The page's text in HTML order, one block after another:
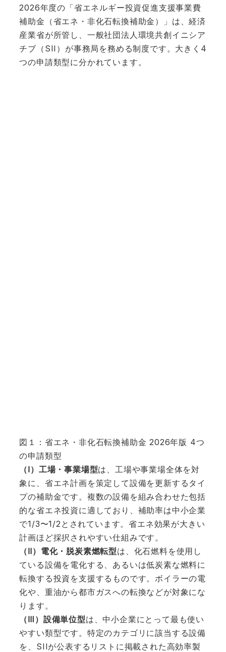
2026年度の「省エネルギー投資促進支援事業費
補助金（省エネ・非化石転換補助金）」は、経済
産業省が所管し、一般社団法人環境共創イニシア
チブ（SII）が事務局を務める制度です。大きく4
つの申請類型に分かれています。
図１：省エネ・非化石転換補助金 2026年版 4つ
の申請類型
（Ⅰ）工場・事業場型は、工場や事業場全体を対
象に、省エネ計画を策定して設備を更新するタイ
プの補助金です。複数の設備を組み合わせた包括
的な省エネ投資に適しており、補助率は中小企業
で1/3〜1/2とされています。省エネ効果が大きい
計画ほど採択されやすい仕組みです。
（Ⅱ）電化・脱炭素燃転型は、化石燃料を使用し
ている設備を電化する、あるいは低炭素な燃料に
転換する投資を支援するものです。ボイラーの電
化や、重油から都市ガスへの転換などが対象にな
ります。
（Ⅲ）設備単位型は、中小企業にとって最も使い
やすい類型です。特定のカテゴリに該当する設備
を、SIIが公表するリストに掲載された高効率製